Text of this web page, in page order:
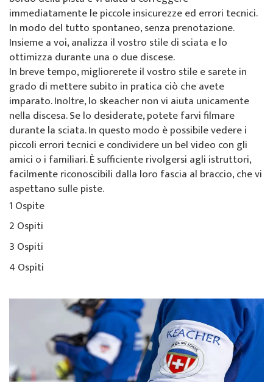
Jobs
immediatamente le piccole insicurezze ed errori tecnici.
In modo del tutto spontaneo, senza prenotazione.
Insieme a voi, analizza il vostro stile di sciata e lo
ottimizza durante una o due discese.
In breve tempo, migliorerete il vostro stile e sarete in
grado di mettere subito in pratica ciò che avete
imparato. Inoltre, lo skeacher non vi aiuta unicamente
nella discesa. Se lo desiderate, potete farvi filmare
durante la sciata. In questo modo è possibile vedere i
piccoli errori tecnici e condividere un bel video con gli
amici o i familiari. È sufficiente rivolgersi agli istruttori,
facilmente riconoscibili dalla loro fascia al braccio, che vi
aspettano sulle piste.
1 Ospite
2 Ospiti
3 Ospiti
4 Ospiti